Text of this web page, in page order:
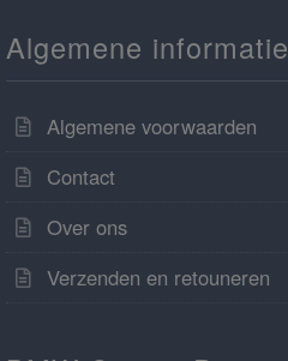
Algemene informatie
Algemene voorwaarden
Contact
Over ons
Verzenden en retouneren